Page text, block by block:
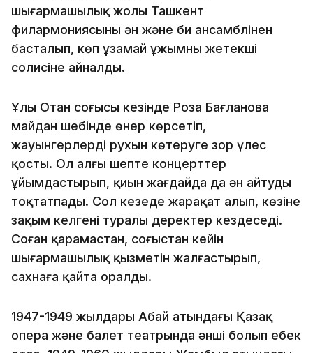
шығармашылық жолы Ташкент
филармониясының ән және би ансамблінен
басталып, көп ұзамай ұжымның жетекші
солисіне айналды.
Ұлы Отан соғысы кезінде Роза Бағланова
майдан шебінде өнер көрсетіп,
жауынгерлердің рухын көтеруге зор үлес
қосты. Ол алғы шепте концерттер
ұйымдастырып, қиын жағдайда да ән айтуды
тоқтатпады. Сол кезеңде жарақат алып, көзіне
зақым келгені туралы деректер кездеседі.
Соған қарамастан, соғыстан кейін
шығармашылық қызметін жалғастырып,
сахнаға қайта оралды.
1947-1949 жылдары Абай атындағы Қазақ
опера және балет театрында әнші болып еңбек